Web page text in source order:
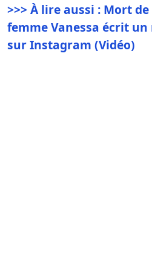
>>> À lire aussi : Mort
femme Vanessa écrit
sur Instagram (Vidéo)